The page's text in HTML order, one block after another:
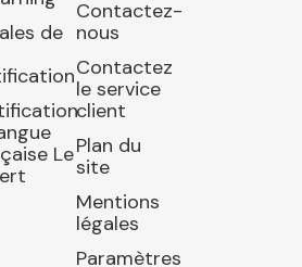
de
Le
Contactez-
nous
Contactez
le service
client
Plan du
site
Mentions
légales
Paramètres